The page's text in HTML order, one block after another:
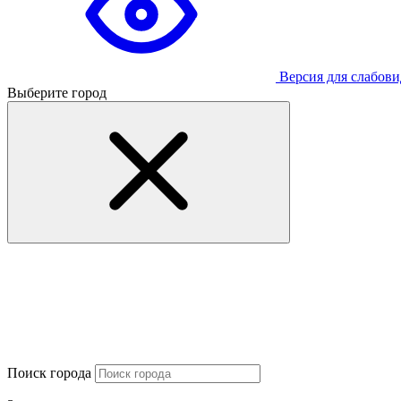
Версия для
Выберите город
Поиск города